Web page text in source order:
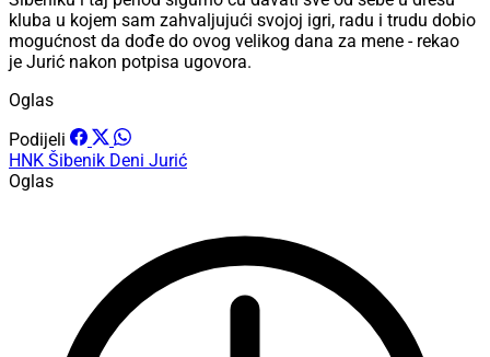
kluba u kojem sam zahvaljujući svojoj igri, radu i trudu dobio
mogućnost da dođe do ovog velikog dana za mene - rekao
je Jurić nakon potpisa ugovora.
Oglas
Podijeli
HNK Šibenik Deni Jurić
Oglas